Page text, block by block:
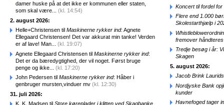
damer huske på at det ikke er kommunen eller staten,
som skal være... (kl. 14:54)
2. august 2026:
Helle+Christensen til Maskinerne rykker ind: Agnete
Ellegaard Christensen! Det var akkurat min tanke! Verden
er af lave! Man... (kl. 19:07)
Agnete Ellegaard Christensen til Maskinerne rykker ind:
Det er da bæredygtighed, der vil noget. Først bruge
penge og ikke... (kl. 17:20)
John Pedersen til Maskinerne rykker ind: Håber i
genbruger mursten,vinduer mv (kl. 12:30)
31. juli 2026:
K. K. Madsen til Store køreplader i klitten ved Skagbanke
Koncert til fordel
Flere end 1.000
Skolestarthjælp i
fremover
Tredje besøg i år:
Skagen
5. august 2026:
Jacob Brink
Nordjyske Bank
kunder
Havnefoged tager